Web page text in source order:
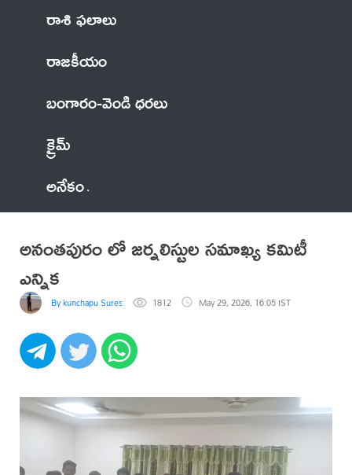
రాశి ఫలాలు
రాజకీయం
బంగారం-వెండి ధరలు
క్రైమ్
అనేకం
అనంతపురం లో జర్నలిస్టుల సమాఖ్య కమిటీ
ఎన్నిక
By kunchapu Suresh 1812 May 29, 2026, 16:05 IST